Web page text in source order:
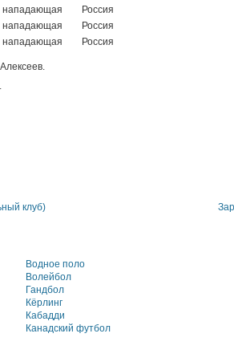
нападающая
Россия
нападающая
Россия
нападающая Россия
клуб)
Водное поло
Волейбол
Гандбол
Кёрлинг
Кабадди
Канадский футбол